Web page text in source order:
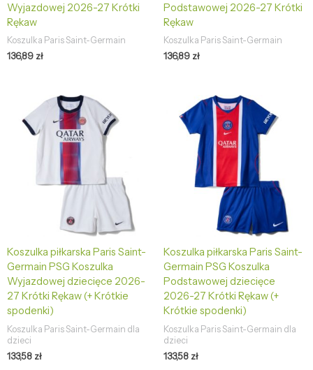
Wyjazdowej 2026-27 Krótki
Rękaw
Koszulka Paris Saint-Germain
136,89 zł
Podstawowej 2026-27 Krótki
Rękaw
Koszulka Paris Saint-Germain
136,89 zł
Koszulka piłkarska Paris Saint-
Germain PSG Koszulka
Wyjazdowej dziecięce 2026-
27 Krótki Rękaw (+ Krótkie
spodenki)
Koszulka Paris Saint-Germain dla
dzieci
133,58 zł
Koszulka piłkarska Paris Saint-
Germain PSG Koszulka
Podstawowej dziecięce
2026-27 Krótki Rękaw (+
Krótkie spodenki)
Koszulka Paris Saint-Germain dla
dzieci
133,58 zł